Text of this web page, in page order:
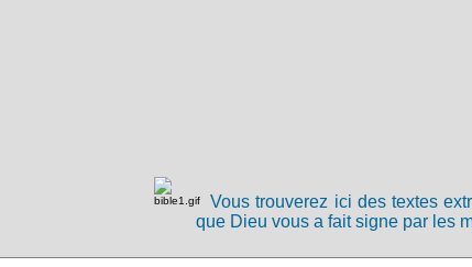
Vous trouverez ici des textes
que Dieu vous a fait signe par les